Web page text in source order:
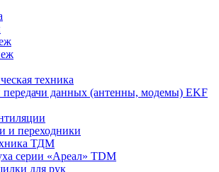
техника
передачи данных (антенны, модемы) EKF
и переходники
ТДМ
серии «Ареал» TDM
для рук